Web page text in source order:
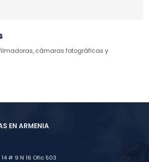
filmadoras, cámaras fotográficas y
EN ARMENIA
# 9 N 16 Ofic 503